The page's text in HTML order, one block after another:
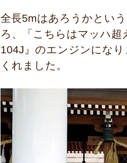
全長5mはあろうかとい
ろ、「こちらはマッハ超
104J』のエンジンにな
くれました。